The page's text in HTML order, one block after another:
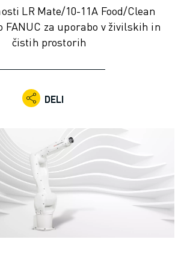
ROBOTOV
ZA SIMULACIJO
ROBOTIKO
LR Mate/10-11A Food/Clean
za uporabo v živilskih in
čistih prostorih
DELI